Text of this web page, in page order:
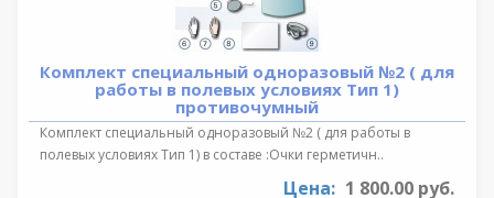
Комплект специальный одноразовый №2 ( для
работы в полевых условиях Тип 1)
противочумный
Комплект специальный одноразовый №2 ( для работы в
полевых условиях Тип 1) в составе :Очки герметичн..
Цена: 1 800.00 руб.